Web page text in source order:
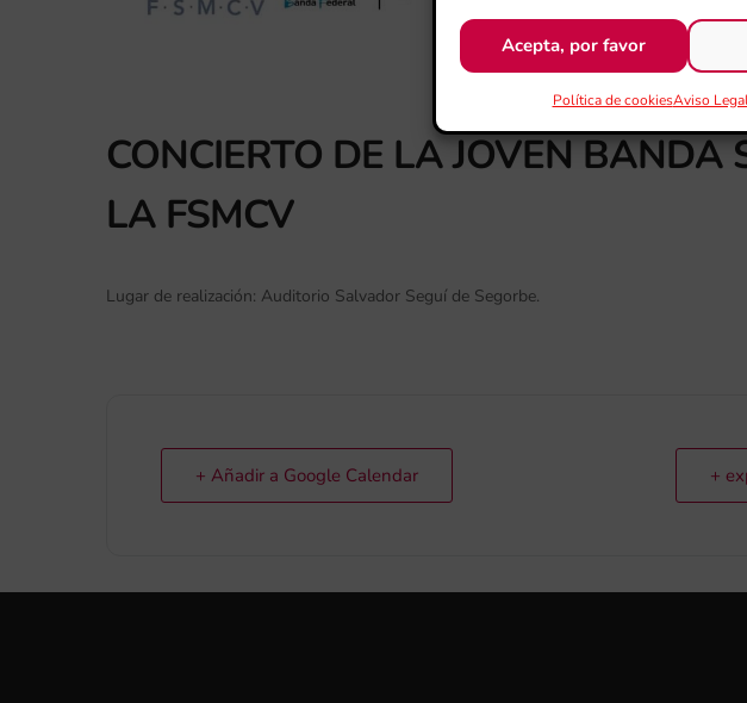
Acepta, por favor
Política de cookiesAviso
CONCIERTO DE LA JOVEN BANDA
LA FSMCV
Lugar de realización: Auditorio Salvador Seguí de Segorbe.
+ Añadir a Google Calendar +